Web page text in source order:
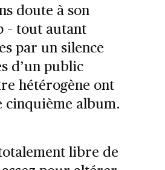
doute à son
– tout autant
par un silence
d’un public
hétérogène ont
cinquième album.
libre de